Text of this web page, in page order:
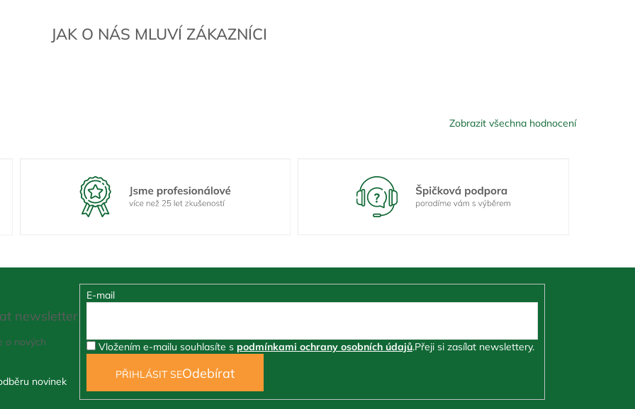
JAK O NÁS MLUVÍ ZÁKAZNÍCI
Zobrazit všechna hodnocení
newsletter
o nových
E-mail
Vložením e-mailu souhlasíte s podmínkami ochrany osobních údajů.Přeji si zasílat newslettery.
PŘIHLÁSIT SE